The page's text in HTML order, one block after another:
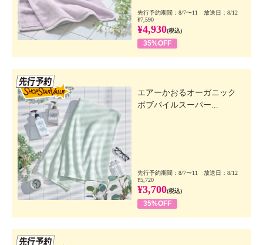
先行予約期間：8/7〜11 放送日：8/12
¥7,590
¥4,930(税込)
35%OFF
エアーかおるオーガニック
ボブパイルスーパー...
先行予約期間：8/7〜11 放送日：8/12
¥5,720
¥3,700(税込)
35%OFF